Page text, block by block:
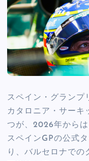
スペイン・グランプ
カタロニア・サーキ
つが、2026年から
スペインGPの公式
り、バルセロナでの